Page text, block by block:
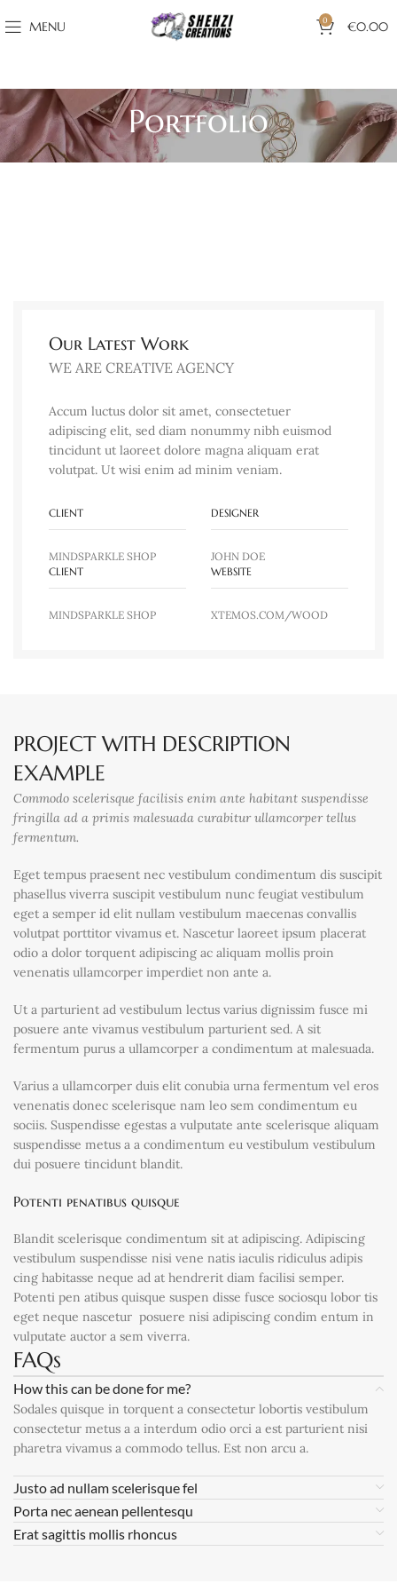
MENU 0 €0.00
Portfolio
Our Latest Work
WE ARE CREATIVE AGENCY
Accum luctus dolor sit amet, consectetuer
adipiscing elit, sed diam nonummy nibh euismod
tincidunt ut laoreet dolore magna aliquam erat
volutpat. Ut wisi enim ad minim veniam.
CLIENT
MINDSPARKLE SHOP
DESIGNER
JOHN DOE
CLIENT
MINDSPARKLE SHOP
WEBSITE
XTEMOS.COM/WOOD
PROJECT WITH DESCRIPTION
EXAMPLE
Commodo scelerisque facilisis enim ante habitant suspendisse
fringilla ad a primis malesuada curabitur ullamcorper tellus
fermentum.
Eget tempus praesent nec vestibulum condimentum dis suscipit
phasellus viverra suscipit vestibulum nunc feugiat vestibulum
eget a semper id elit nullam vestibulum maecenas convallis
volutpat porttitor vivamus et. Nascetur laoreet ipsum placerat
odio a dolor torquent adipiscing ac aliquam mollis proin
venenatis ullamcorper imperdiet non ante a.
Ut a parturient ad vestibulum lectus varius dignissim fusce mi
posuere ante vivamus vestibulum parturient sed. A sit
fermentum purus a ullamcorper a condimentum at malesuada.
Varius a ullamcorper duis elit conubia urna fermentum vel eros
venenatis donec scelerisque nam leo sem condimentum eu
sociis. Suspendisse egestas a vulputate ante scelerisque aliquam
suspendisse metus a a condimentum eu vestibulum vestibulum
dui posuere tincidunt blandit.
Potenti penatibus quisque
Blandit scelerisque condimentum sit at adipiscing. Adipiscing
vestibulum suspendisse nisi vene natis iaculis ridiculus adipis
cing habitasse neque ad at hendrerit diam facilisi semper.
Potenti pen atibus quisque suspen disse fusce sociosqu lobor tis
eget neque nascetur posuere nisi adipiscing condim entum in
vulputate auctor a sem viverra.
FAQs
How this can be done for me?
Sodales quisque in torquent a consectetur lobortis vestibulum
consectetur metus a a interdum odio orci a est parturient nisi
pharetra vivamus a commodo tellus. Est non arcu a.
Justo ad nullam scelerisque fel
Porta nec aenean pellentesqu
Erat sagittis mollis rhoncus